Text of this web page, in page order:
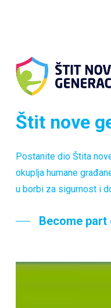
Štit nove
Postanite dio Štita
okuplja humane
u borbi za sigurnost i
Become